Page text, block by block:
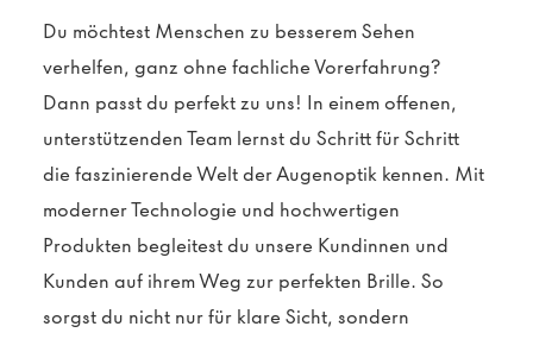
Du möchtest Menschen zu besserem Sehen
verhelfen, ganz ohne fachliche Vorerfahrung?
Dann passt du perfekt zu uns! In einem offenen,
unterstützenden Team lernst du Schritt für Schritt
die faszinierende Welt der Augenoptik kennen. Mit
moderner Technologie und hochwertigen
Produkten begleitest du unsere Kundinnen und
Kunden auf ihrem Weg zur perfekten Brille. So
sorgst du nicht nur für klare Sicht, sondern